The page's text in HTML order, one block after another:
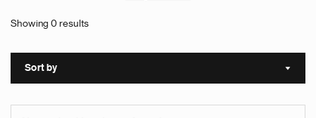
Showing 0 results
Sort by Sort